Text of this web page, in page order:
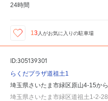
24時間
13 人がお気に入りの駐車場
ID:305139301
らくだプラザ道祖土1
埼玉県さいたま市緑区原山4-15から
埼玉県さいたま市緑区道祖土1-2-28